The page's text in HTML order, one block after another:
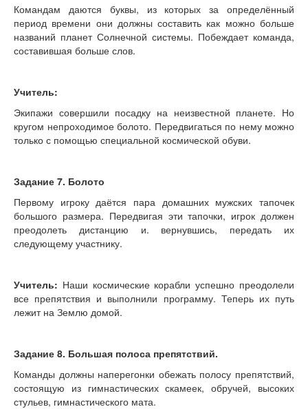
Командам даются буквы, из которых за определённый
период времени они должны составить как можно больше
названий планет Солнечной системы. Побеждает команда,
составившая больше слов.
Учитель:
Экипажи совершили посадку на неизвестной планете. Но
кругом непроходимое болото. Передвигаться по нему можно
только с помощью специальной космической обуви.
Задание 7. Болото
Первому игроку даётся пара домашних мужских тапочек
большого размера. Передвигая эти тапочки, игрок должен
преодолеть дистанцию и. вернувшись, передать их
следующему участнику.
Учитель: Наши космические корабли успешно преодолели
все препятствия и выполнили программу. Теперь их путь
лежит на Землю домой.
Задание 8. Большая полоса препятствий.
Команды должны наперегонки обежать полосу препятствий,
состоящую из гимнастических скамеек, обручей, высоких
стульев, гимнастического мата.